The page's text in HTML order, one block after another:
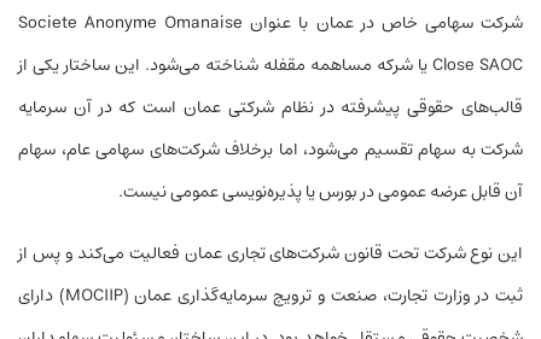
شرکت سهامی خاص در عمان با عنوان Societe Anonyme Omanaise
Close SAOC یا شرکه مساهمه مقفله شناخته می‌شود. این ساختار یکی از
قالب‌های حقوقی پیشرفته در نظام شرکتی عمان است که در آن سرمایه
شرکت به سهام تقسیم می‌شود، اما برخلاف شرکت‌های سهامی عام، سهام
آن قابل عرضه عمومی در بورس یا پذیره‌نویسی عمومی نیست.
این نوع شرکت تحت قانون شرکت‌های تجاری عمان فعالیت می‌کند و پس از
ثبت در وزارت تجارت، صنعت و ترویج سرمایه‌گذاری عمان (MOCIIP) دارای